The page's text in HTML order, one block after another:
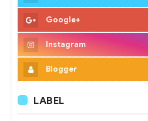
Google+
Instagram
Blogger
LABEL